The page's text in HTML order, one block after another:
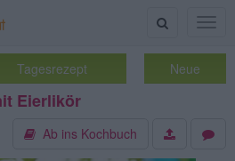
Suche
Tagesrezept Neue
Eierlikör
Ab ins Kochbuch